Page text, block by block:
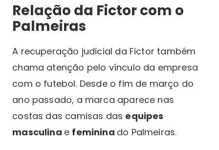
Relação da Fictor com o
Palmeiras
A recuperação judicial da Fictor também
chama atenção pelo vínculo da empresa
com o futebol. Desde o fim de março do
ano passado, a marca aparece nas
costas das camisas das equipes
masculina e feminina do Palmeiras.